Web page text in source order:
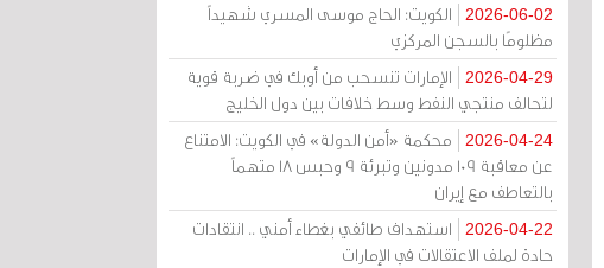
2026-06-02
الكويت: الحاج موسى المسري شهيداً
مظلومًا بالسجن المركزي
2026-04-29
الإمارات تنسحب من أوبك في ضربة قوية
لتحالف منتجي النفط وسط خلافات بين دول الخليج
2026-04-24
محكمة «أمن الدولة» في الكويت: الامتناع
عن معاقبة 109 مدونين وتبرئة 9 وحبس 18 متهماً
بالتعاطف مع إيران
2026-04-22
استهداف طائفي بغطاء أمني .. انتقادات
حادة لملف الاعتقالات في الإمارات